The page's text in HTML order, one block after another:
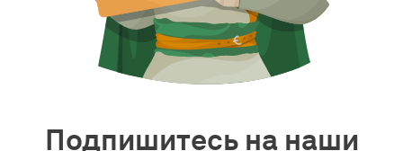
Подпишитесь на наши